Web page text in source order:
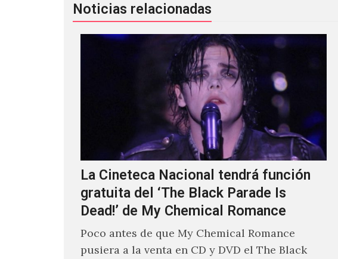
Noticias relacionadas
La Cineteca Nacional tendrá función
gratuita del ‘The Black Parade Is
Dead!’ de My Chemical Romance
Poco antes de que My Chemical Romance
pusiera a la venta en CD y DVD el The Black